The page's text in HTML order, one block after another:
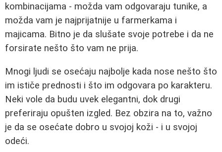
kombinacijama - možda vam odgovaraju tunike, a
možda vam je najprijatnije u farmerkama i
majicama. Bitno je da slušate svoje potrebe i da ne
forsirate nešto što vam ne prija.
Mnogi ljudi se osećaju najbolje kada nose nešto što
im ističe prednosti i što im odgovara po karakteru.
Neki vole da budu uvek elegantni, dok drugi
preferiraju opušten izgled. Bez obzira na to, važno
je da se osećate dobro u svojoj koži - i u svojoj
odeći.